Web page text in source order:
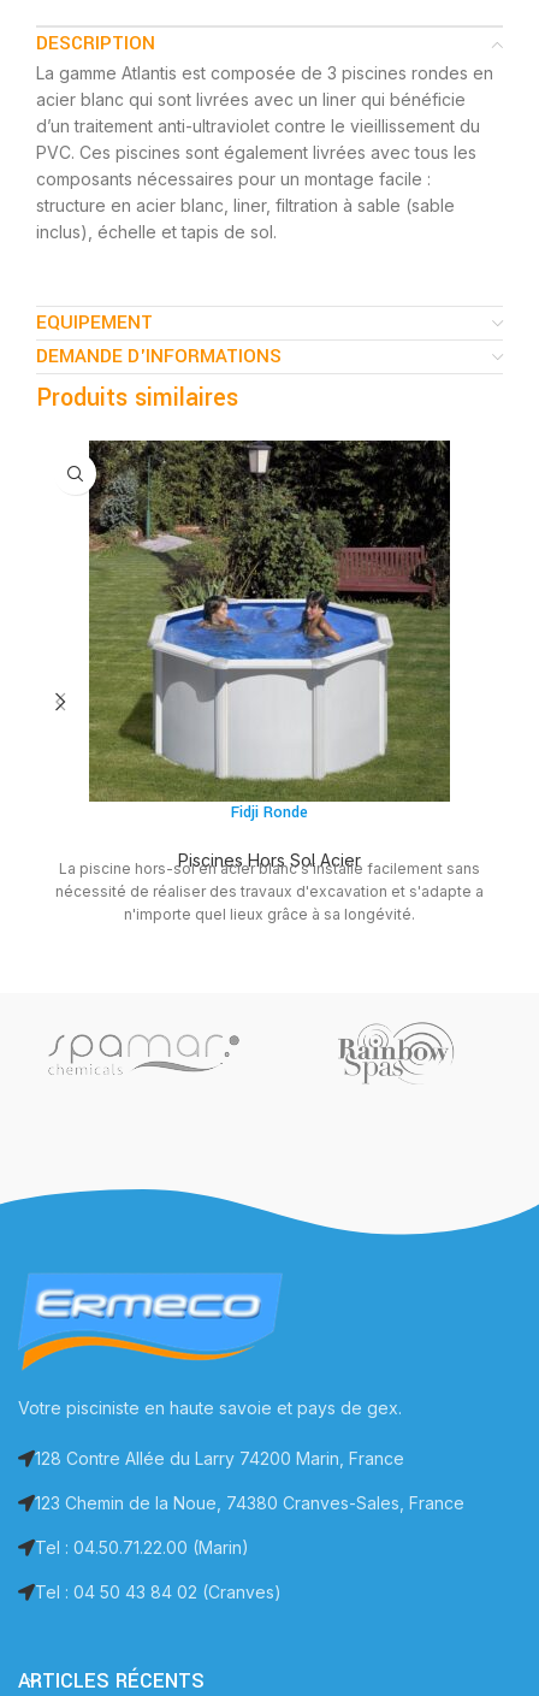
DESCRIPTION
La gamme Atlantis est composée de 3 piscines rondes en
acier blanc qui sont livrées avec un liner qui bénéficie
d’un traitement anti-ultraviolet contre le vieillissement du
PVC. Ces piscines sont également livrées avec tous les
composants nécessaires pour un montage facile :
structure en acier blanc, liner, filtration à sable (sable
inclus), échelle et tapis de sol.
EQUIPEMENT
DEMANDE D'INFORMATIONS
Produits similaires
Fidji Ronde
Piscines Hors Sol Acier
La piscine hors-sol en acier blanc s'installe facilement sans
nécessité de réaliser des travaux d'excavation et s'adapte a
n'importe quel lieux grâce à sa longévité.
Votre pisciniste en haute savoie et pays de gex.
128 Contre Allée du Larry 74200 Marin, France
123 Chemin de la Noue, 74380 Cranves-Sales, France
Tel : 04.50.71.22.00 (Marin)
Tel : 04 50 43 84 02 (Cranves)
ARTICLES RÉCENTS